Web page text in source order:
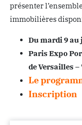
présenter
immobilières
Du mardi 9 au
Paris Expo
de Versailles –
Le
Inscription